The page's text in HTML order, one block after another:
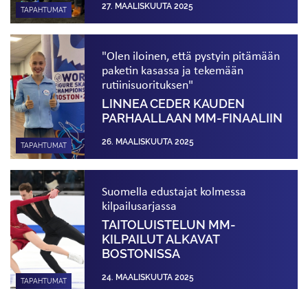
TAPAHTUMAT 27. MAALISKUUTA 2025
TAPAHTUMAT
"Olen iloinen, että pystyin pitämään
paketin kasassa ja tekemään
rutiinisuorituksen"
LINNEA CEDER KAUDEN
PARHAALLAAN MM-FINAALIIN
26. MAALISKUUTA 2025
TAPAHTUMAT
Suomella edustajat kolmessa
kilpailusarjassa
TAITOLUISTELUN MM-
KILPAILUT ALKAVAT
BOSTONISSA
24. MAALISKUUTA 2025